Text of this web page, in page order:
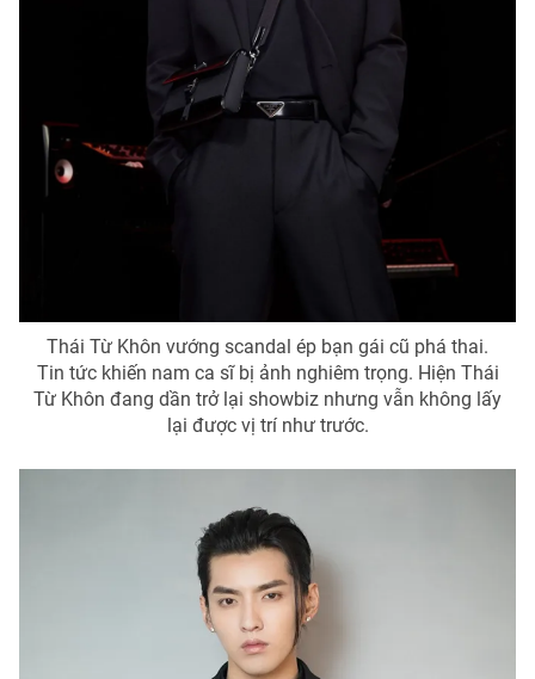
Nguyễn Thị Mỹ Hạnh, Phạm Quốc Thắng,
024.38 355 931 - 024.38 355 932
Ðiện thoại Thời báo VTV:024.66 897 897
Email:toasoan@vtv.vn
Liên hệ quảng cáo:
® Cấm sao chép dưới mọi hình thức nếu không có sự chấp
thuận bằng văn bản. Ghi rõ nguồn VTV.vn khi phát hành lại
thông tin từ website này.
Thái Từ Khôn vướng scandal ép bạn gái cũ phá thai.
Tin tức khiến nam ca sĩ bị ảnh nghiêm trọng. Hiện Thái
Từ Khôn đang dần trở lại showbiz nhưng vẫn không lấy
lại được vị trí như trước.